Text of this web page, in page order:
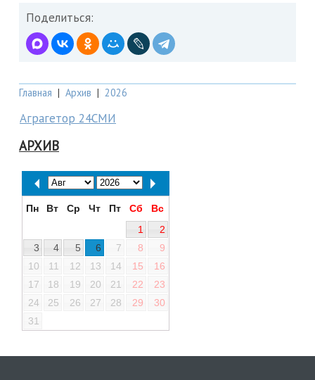
Поделиться:
Главная | Архив | 2026
Аграгетор 24СМИ
АРХИВ
Пн Вт Ср Чт Пт Сб
Вс
1
2
3
4 5 6 7 8
9
10
11 12 13 14 15
16
17
18 19 20 21 22
23
24
25 26 27 28 29
30
31